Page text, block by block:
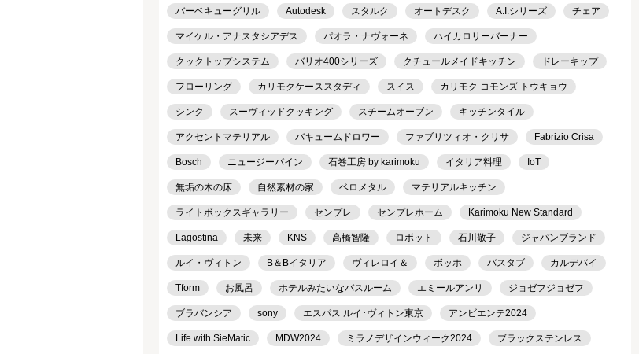
バーベキューグリル Autodesk スタルク オートデスク A.I.シリーズ チェア
マイケル・アナスタシアデス パオラ・ナヴォーネ ハイカロリーバーナー
クックトップシステム バリオ400シリーズ クチュールメイドキッチン ドレーキップ
フローリング カリモクケーススタディ スイス カリモク コモンズ トウキョウ
シンク スーヴィッドクッキング スチームオーブン キッチンタイル
アクセントマテリアル バキュームドロワー ファブリツィオ・クリサ Fabrizio Crisa
Bosch ニュージーパイン 石巻工房 by karimoku イタリア料理 IoT
無垢の木の床 自然素材の家 ベロメタル マテリアルキッチン
ライトボックスギャラリー センプレ センプレホーム Karimoku New Standard
Lagostina 未来 KNS 高橋智隆 ロボット 石川敬子 ジャパンブランド
ルイ・ヴィトン B＆Bイタリア ヴィレロイ＆ ボッホ バスタブ カルデバイ
Tform お風呂 ホテルみたいなバスルーム エミールアンリ ジョゼフジョゼフ
ブラバンシア sony エスパス ルイ･ヴィトン東京 アンビエンテ2024
Life with SieMatic MDW2024 ミラノデザインウィーク2024 ブラックステンレス